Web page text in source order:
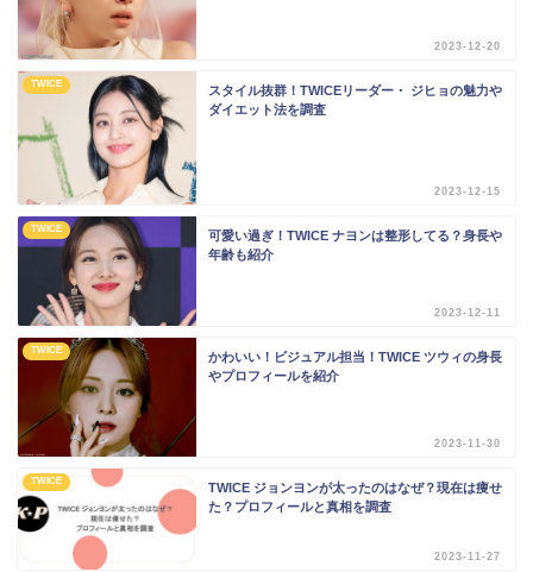
2023-12-20
TWICE
スタイル抜群！TWICEリーダー・ ジヒョの魅力や
ダイエット法を調査
2023-12-15
TWICE
可愛い過ぎ！TWICE ナヨンは整形してる？身長や
年齢も紹介
2023-12-11
TWICE
かわいい！ビジュアル担当！TWICE ツウィの身長
やプロフィールを紹介
2023-11-30
TWICE
TWICE ジョンヨンが太ったのはなぜ？現在は痩せ
た？プロフィールと真相を調査
2023-11-27